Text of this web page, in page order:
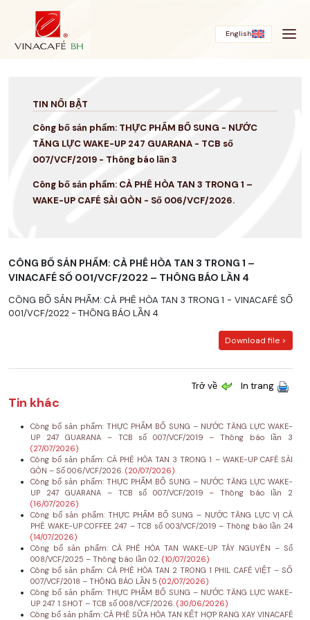
English
TIN NỔI BẬT
Công bố sản phẩm: THỰC PHẨM BỔ SUNG - NƯỚC
TĂNG LỰC WAKE-UP 247 GUARANA - TCB số
007/VCF/2019 - Thông báo lần 3
Công bố sản phẩm: CÀ PHÊ HÒA TAN 3 TRONG 1 –
WAKE-UP CAFÉ SÀI GÒN - Số 006/VCF/2026.
CÔNG BỐ SẢN PHẨM: CÀ PHÊ HÒA TAN 3 TRONG 1 –
VINACAFÉ SỐ 001/VCF/2022 – THÔNG BÁO LẦN 4
CÔNG BỐ SẢN PHẨM: CÀ PHÊ HÒA TAN 3 TRONG 1 - VINACAFÉ SỐ
001/VCF/2022 - THÔNG BÁO LẦN 4
Download file >
Trở về In trang
Tin khác
Công bố sản phẩm: THỰC PHẨM BỔ SUNG – NƯỚC TĂNG LỰC WAKE-
UP 247 GUARANA – TCB số 007/VCF/2019 – Thông báo lần 3
(27/07/2026)
Công bố sản phẩm: CÀ PHÊ HÒA TAN 3 TRONG 1 – WAKE-UP CAFÉ SÀI
GÒN – Số 006/VCF/2026. (20/07/2026)
Công bố sản phẩm: THỰC PHẨM BỔ SUNG – NƯỚC TĂNG LỰC WAKE-
UP 247 GUARANA – TCB số 007/VCF/2019 – Thông báo lần 2
(16/07/2026)
Công bố sản phẩm: THỰC PHẨM BỔ SUNG – NƯỚC TĂNG LỰC VỊ CÀ
PHÊ WAKE-UP COFFEE 247 – TCB số 003/VCF/2019 – Thông báo lần 24
(14/07/2026)
Công bố sản phẩm: CÀ PHÊ HÒA TAN WAKE-UP TÂY NGUYÊN – Số
008/VCF/2025 – Thông báo lần 02. (10/07/2026)
Công bố sản phẩm: CÀ PHÊ HÒA TAN 2 TRONG 1 PHIL CAFÉ VIỆT – SỐ
007/VCF/2018 – THÔNG BÁO LẦN 5 (02/07/2026)
Công bố sản phẩm: THỰC PHẨM BỔ SUNG – NƯỚC TĂNG LỰC WAKE-
UP 247 1 SHOT – TCB số 008/VCF/2026. (30/06/2026)
Công bố sản phẩm: CÀ PHÊ SỮA HÒA TAN KẾT HỢP RANG XAY VINACAFÉ